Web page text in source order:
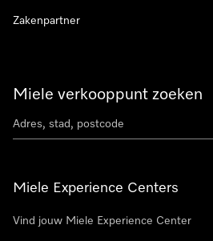
Miele verkooppunt zoeken
Miele Experience Centers
Vind jouw Miele Experience Center
Zakenpartner